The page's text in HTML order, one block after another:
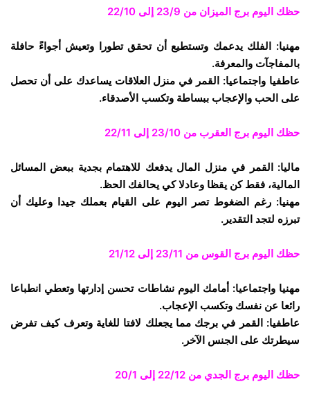
حظك اليوم برج الميزان من 23/9 إلى 22/10
مهنيا: الفلك يدعمك وتستطيع أن تحقق تطورا وتعيش أجواءً حافلة
بالمفاجآت والمعرفة.
عاطفيا واجتماعيا: القمر في منزل العلاقات يساعدك على أن تحصل
على الحب والإعجاب ببساطة وتكسب الأصدقاء.
حظك اليوم برج العقرب من 23/10 إلى 22/11
ماليا: القمر في منزل المال يدفعك للاهتمام بجدية ببعض المسائل
المالية، فقط كن يقظا وعادلا كي يحالفك الحظ.
مهنيا: رغم الضغوط تصر اليوم على القيام بعملك جيدا وعليك أن
تبرزه لتجد التقدير.
حظك اليوم برج القوس من 23/11 إلى 21/12
مهنيا واجتماعيا: أمامك اليوم نشاطات تحسن إدارتها وتعطي انطباعا
رائعا عن نفسك وتكسب الإعجاب.
عاطفيا: القمر في برجك مما يجعلك لافتا للغاية وتعرف كيف تفرض
سيطرتك على الجنس الآخر.
حظك اليوم برج الجدي من 22/12 إلى 20/1